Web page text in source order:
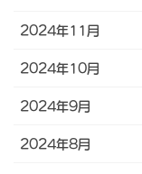
2024年11月
2024年10月
2024年9月
2024年8月